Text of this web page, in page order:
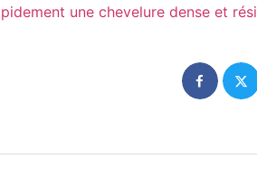
une chevelure dense et